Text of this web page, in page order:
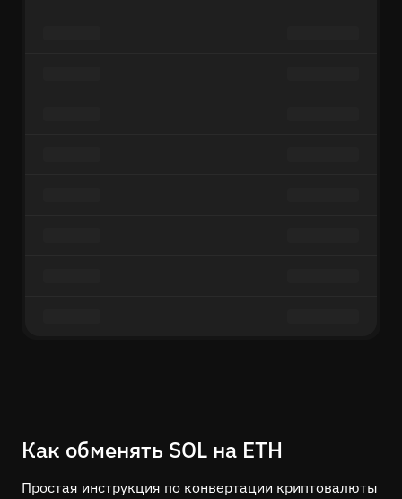
Как обменять SOL на ETH
Простая инструкция по конвертации криптовалюты